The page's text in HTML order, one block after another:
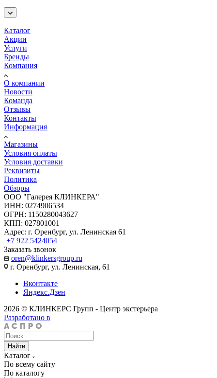
Каталог
Акции
Услуги
Бренды
Компания
О компании
Новости
Команда
Отзывы
Контакты
Информация
Магазины
Условия оплаты
Условия доставки
Реквизиты
Политика
Обзоры
ООО "Галерея КЛИНКЕРА"
ИНН: 0274906534
ОГРН: 1150280043627
КПП: 027801001
Адрес: г. Оренбург, ул. Ленинская 61
+7 922 5424054
Заказать звонок
oren@klinkersgroup.ru
г. Оренбург, ул. Ленинская, 61
Вконтакте
Яндекс.Дзен
2026 © КЛИНКЕРС Групп - Центр экстерьера
Разработано в
Найти
Каталог
По всему сайту
По каталогу